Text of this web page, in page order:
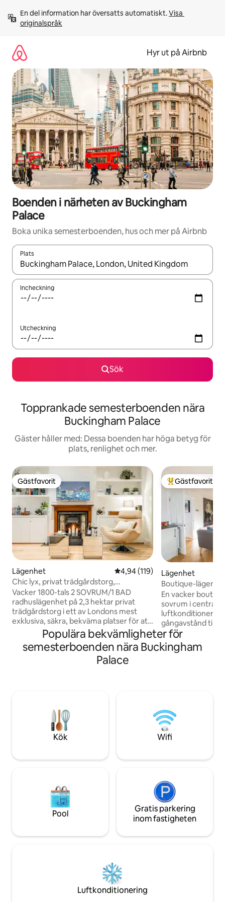
innehåll
En del information har översatts automatiskt. Visa
originalspråk
Hyr ut på Airbnb
Boenden i närheten av Buckingham
Palace
Boka unika semesterboenden, hus och mer på Airbnb
Plats
När resultaten är tillgängliga kan du navigera med upp- och
Incheckning
Utcheckning
Sök
Topprankade semesterboenden nära
Buckingham Palace
Gäster håller med: Dessa boenden har höga betyg för
plats, renlighet och mer.
Gästfavorit
Gästfavorit
Lägenhet 4,94 av 5 i genomsnittligt
4,94 (119)
Chic lyx, privat trädgårdstorg,
luftkonditionering och extra
Vacker 1800-tals 2 SOVRUM/1 BAD
radhuslägenhet på 2,3 hektar privat
trädgårdstorg i ett av Londons mest
exklusiva, säkra, bekväma platser för att
turnera stora platser. Victoria
Tunnelbana, tåg och busstationer, hop-
off/hop på turbussar, kaféer, pubar,
restauranger, matbutiker och butiker 5-
privat biltjänst flygplats hämtning för
vistelser på 7 nätter eller längre. Central
luftkonditionering för varma
sommarmånader — en sällsynthet i
underhållet LYXIGT BOENDE. GRATIS
flygplatser för vistelser på 7 nätter eller
längre, rabatt för färre nätter; fullt
utrustad bar med vin, sprit (gin, whisky
och vodka), engelska öl och cider;
brygder och dussintals Twinning-te;
WIFI. lokala/internationella samtal;
Samsung Smart (Internet-aktiverad)
sängkläder/badrockar/tofflor/toalettartiklar;
Populär
Gästfavorit
Lägenhet
Boutique-
luftkonditionering
En vacker
sovrum i centrala
gångavstånd till
och Pimlico.
läge som gränsar
Palace och
att denna
våningen utan
Populära bekvämligheter för
semesterboenden nära Buckingham
Palace
Kök Wifi
Pool
Gratis parkering
inom fastigheten
Luftkonditionering